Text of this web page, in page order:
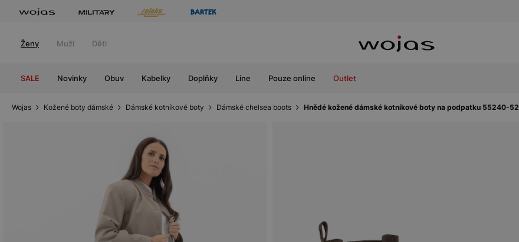
Ženy Muži Děti
SALE Novinky Obuv Kabelky Doplňky Line Pouze online Outlet
Wojas Kožené boty dámské Dámské kotníkové boty Dámské chelsea boots Hnědé kožené dámské kotníkové boty na podpatku 55240-52